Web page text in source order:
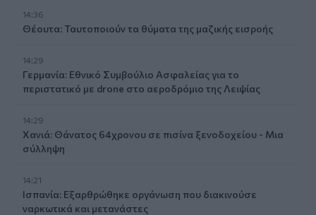
14:36
Θέουτα: Ταυτοποιούν τα θύματα της μαζικής εισροής
14:29
Γερμανία: Εθνικό Συμβούλιο Ασφαλείας για το
περιστατικό με drone στο αεροδρόμιο της Λειψίας
14:29
Χανιά: Θάνατος 64χρονου σε πισίνα ξενοδοχείου - Μια
σύλληψη
14:21
Ισπανία: Εξαρθρώθηκε οργάνωση που διακινούσε
ναρκωτικά και μετανάστες